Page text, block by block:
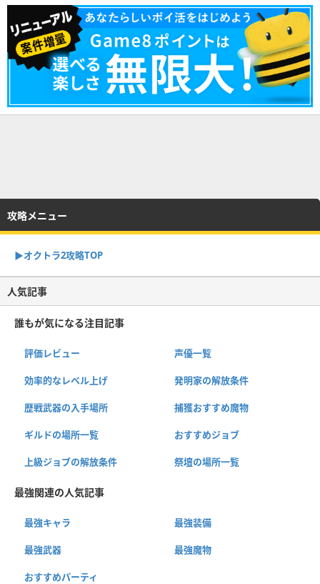
攻略メニュー
▶︎オクトラ2攻略TOP
人気記事
誰もが気になる注目記事
評価レビュー 声優一覧
効率的なレベル上げ 発明家の解放条件
歴戦武器の入手場所 捕獲おすすめ魔物
ギルドの場所一覧 おすすめジョブ
上級ジョブの解放条件 祭壇の場所一覧
最強関連の人気記事
最強キャラ 最強装備
最強武器 最強魔物
おすすめパーティ